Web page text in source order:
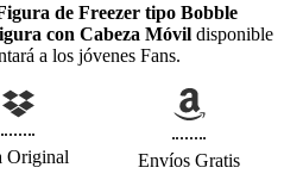
de Freezer tipo Bobble
con Cabeza Móvil disponible
a los jóvenes Fans.
Original Envíos Gratis